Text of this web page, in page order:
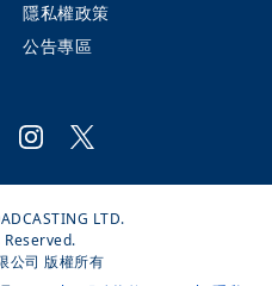
隱私權政策
公告專區
LTD.
公司 版權所有